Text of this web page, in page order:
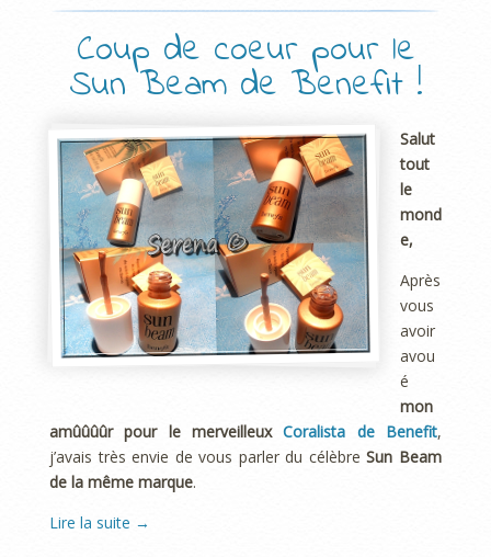
Coup de coeur pour le
Sun Beam de Benefit !
Salut
tout
le
mond
e,
Après
vous
avoir
avou
é
mon
amûûûûr pour le merveilleuxCoralista de Benefit,
j’avais très envie de vous parler du célèbreSun Beam
de la même marque.
Lire la suite →